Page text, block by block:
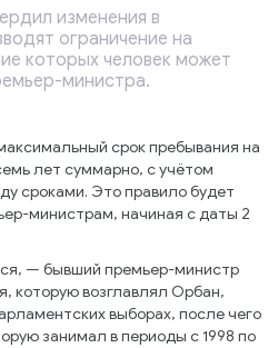
изменения в
ограничение на
которых человек может
министра.
срок пребывания на
лет суммарно, с учётом
сроками. Это правило будет
министрам, начиная с даты 2
— бывший премьер-министр
которую возглавлял Орбан,
выборах, после чего
занимал в периоды с 1998 по